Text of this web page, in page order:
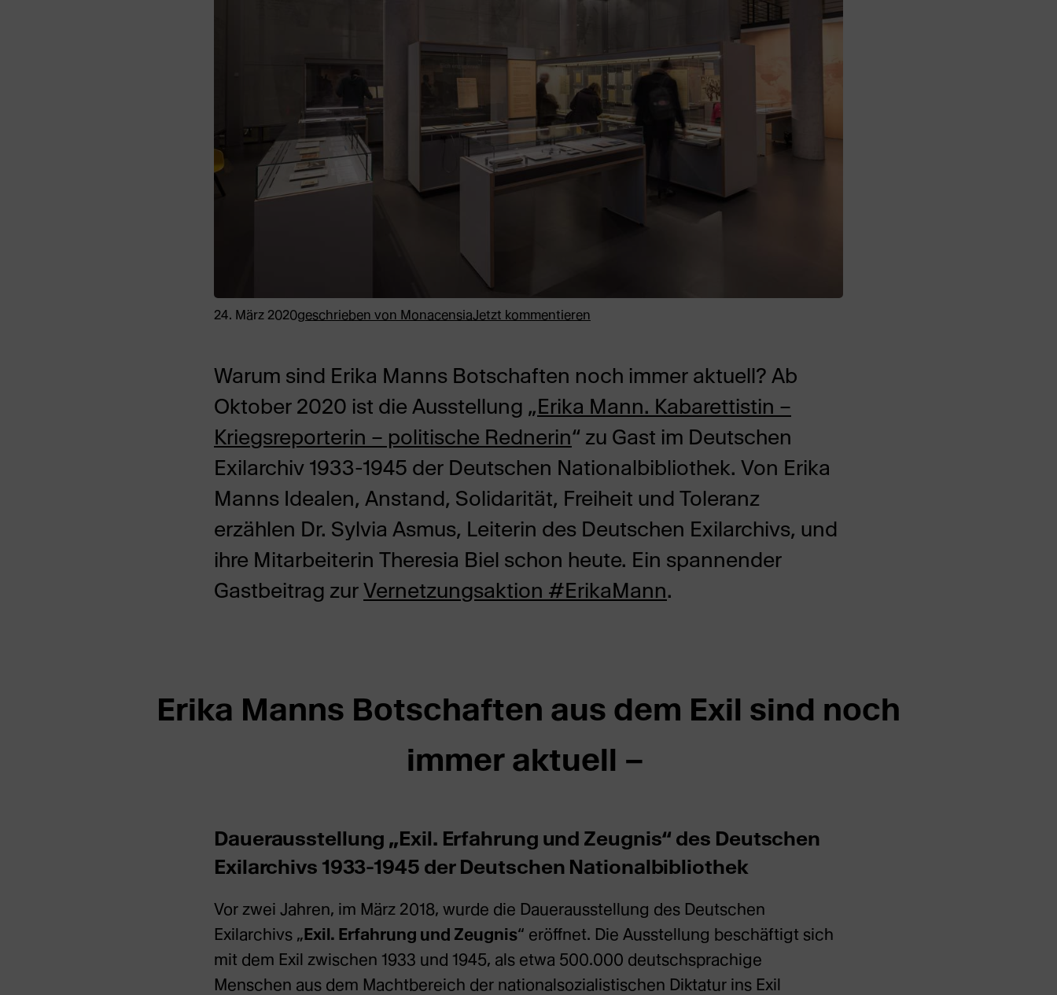
24. März 2020geschrieben von MonacensiaJetzt kommentieren
Warum sind Erika Manns Botschaften noch immer aktuell? Ab
Oktober 2020 ist die Ausstellung „Erika Mann. Kabarettistin –
Kriegsreporterin – politische Rednerin“ zu Gast im Deutschen
Exilarchiv 1933-1945 der Deutschen Nationalbibliothek. Von Erika
Manns Idealen, Anstand, Solidarität, Freiheit und Toleranz
erzählen Dr. Sylvia Asmus, Leiterin des Deutschen Exilarchivs, und
ihre Mitarbeiterin Theresia Biel schon heute. Ein spannender
Gastbeitrag zurVernetzungsaktion #ErikaMann.
Erika Manns Botschaften aus dem Exil sind noch
immer aktuell –
Dauerausstellung „Exil. Erfahrung und Zeugnis“ des Deutschen
Exilarchivs 1933-1945 der Deutschen Nationalbibliothek
Vor zwei Jahren, im März 2018, wurde die Dauerausstellung des Deutschen
Exilarchivs „Exil. Erfahrung und Zeugnis“ eröffnet. Die Ausstellung beschäftigt sich
mit dem Exil zwischen 1933 und 1945, als etwa 500.000 deutschsprachige
Menschen aus dem Machtbereich der nationalsozialistischen Diktatur ins Exil